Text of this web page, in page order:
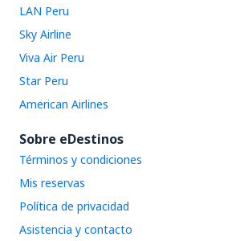
LAN Peru
Sky Airline
Viva Air Peru
Star Peru
American Airlines
Sobre eDestinos
Términos y condiciones
Mis reservas
Política de privacidad
Asistencia y contacto